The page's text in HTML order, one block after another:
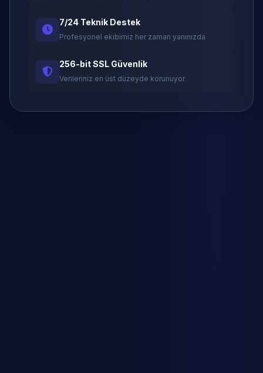
7/24 Teknik Destek
Profesyonel ekibimiz her zaman yanınızda
256-bit SSL Güvenlik
Verileriniz en üst düzeyde korunuyor